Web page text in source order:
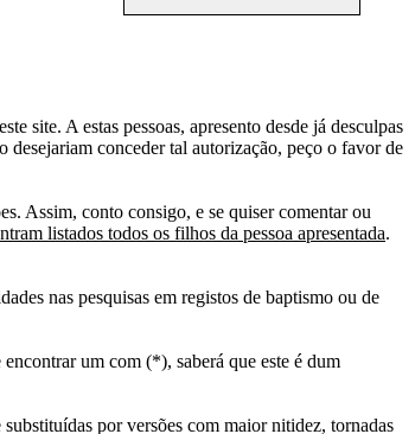
site. A estas pessoas, apresento desde já desculpas
desejariam conceder tal autorização, peço o favor de
Assim, conto consigo, e se quiser comentar ou
listados todos os filhos da pessoa apresentada.
nas pesquisas em registos de baptismo ou de
um com (*), saberá que este é dum
por versões com maior nitidez, tornadas